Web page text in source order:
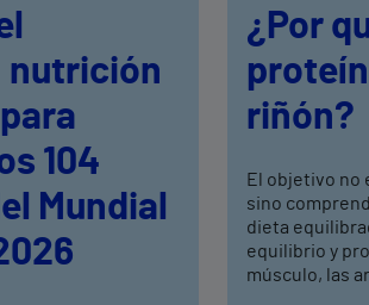
nutrición
104
Mundial
¿Por
riñón?
El objetivo no
sino
dieta
equilibrio y
músculo, las